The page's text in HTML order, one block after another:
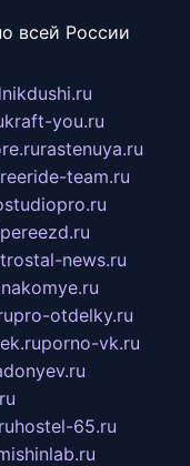
всей России
kraft-you.ru
rastenuya.ru
team.ru
news.ru
pro-otdelky.ru
porno-vk.ru
hostel-65.ru